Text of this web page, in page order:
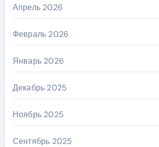
Апрель 2026
Февраль 2026
Январь 2026
Декабрь 2025
Ноябрь 2025
Сентябрь 2025